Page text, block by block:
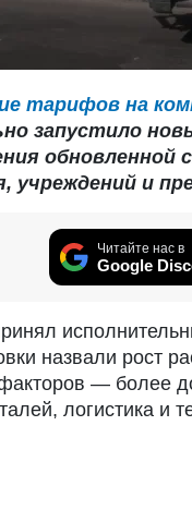
тарифов на
запустило
обновленной
учреждений и
Читайте нас в
Google
назвали рост
— более
логистика и